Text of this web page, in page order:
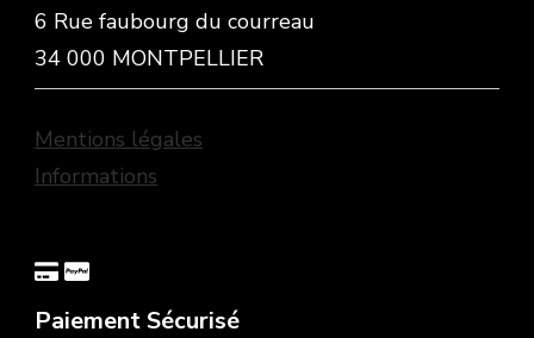
6 Rue faubourg du courreau
34 000 MONTPELLIER
Mentions légales
Informations
Paiement Sécurisé